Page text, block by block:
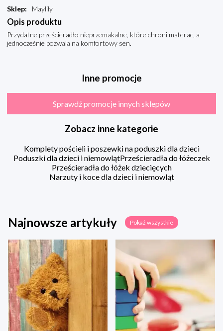
Sklep: Maylily
Opis produktu
Przydatne prześcieradło nieprzemakalne, które chroni materac, a
jednocześnie pozwala na komfortowy sen.
Inne promocje
Sprawdź promocje innych sklepów
Zobacz inne kategorie
Komplety pościeli i poszewki na poduszki dla dzieci
Poduszki dla dzieci i niemowlątPrześcieradła do łóżeczek
Prześcieradła do łóżek dziecięcych
Narzuty i koce dla dzieci i niemowląt
Najnowsze artykuły Pokaż wszystkie